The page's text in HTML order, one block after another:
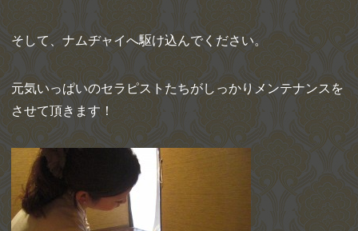
そして、ナムヂャイへ駆け込んでください。
元気いっぱいのセラピストたちがしっかりメンテナンスを
させて頂きます！